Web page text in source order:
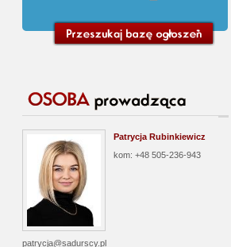
Patrycja Rubinkiewicz
kom: +48 505-236-943
patrycja@sadurscy.pl